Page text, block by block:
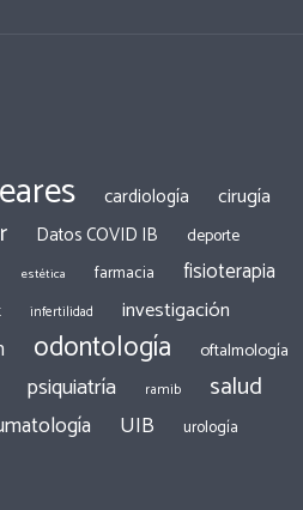
cardiología cirugía
Datos COVID IB
deporte
estética farmacia fisioterapia
infertilidad investigación
odontología oftalmología
psiquiatría ramib salud
UIB urología